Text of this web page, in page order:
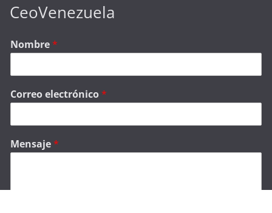
CeoVenezuela
Nombre*
Correo electrónico*
Mensaje*